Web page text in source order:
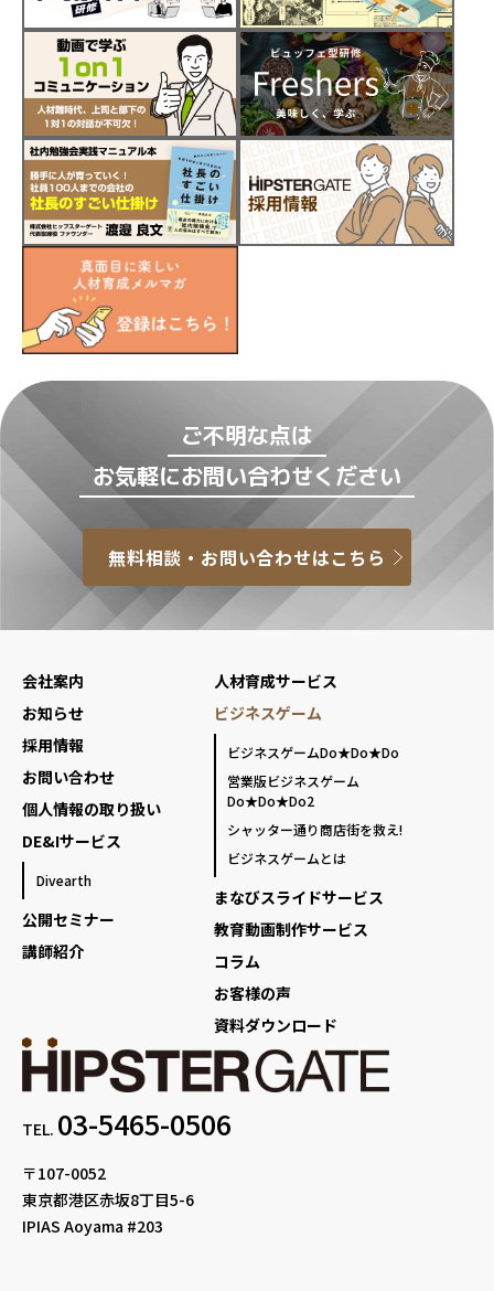
ご不明な点は
お気軽にお問い合わせください
無料相談・お問い合わせはこちら
TEL. 03-5465-0506
〒107-0052
東京都港区赤坂8丁目5-6
IPIAS Aoyama #203
会社案内
お知らせ
採用情報
お問い合わせ
個人情報の取り扱い
DE&Iサービス
Divearth
公開セミナー
講師紹介
人材育成サービス
ビジネスゲーム
ビジネスゲームDo★Do★Do
営業版ビジネスゲーム
Do★Do★Do2
シャッター通り商店街を救え!
ビジネスゲームとは
まなびスライドサービス
教育動画制作サービス
コラム
お客様の声
資料ダウンロード